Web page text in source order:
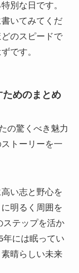
別な日です。
いてみてくだ
のスピードで
です。
めのまとめ
の驚くべき魅力
トーリーを一
い志と野心を
明るく周囲を
ステップを活か
年には眠ってい
晴らしい未来